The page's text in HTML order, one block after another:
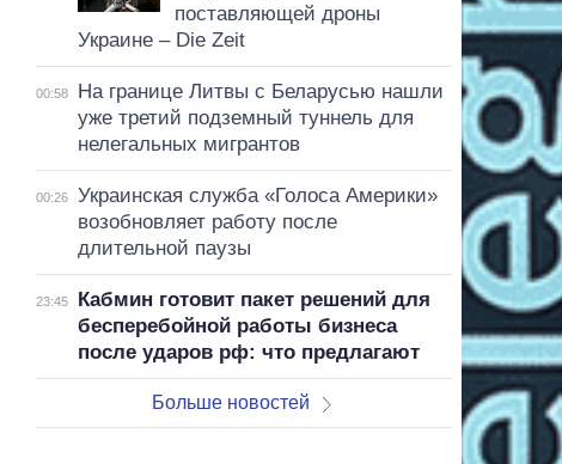
поставляющей дроны
Украине – Die Zeit
00:58
На границе Литвы с Беларусью нашли
уже третий подземный туннель для
нелегальных мигрантов
00:26
Украинская служба «Голоса Америки»
возобновляет работу после
длительной паузы
23:45
Кабмин готовит пакет решений для
бесперебойной работы бизнеса
после ударов рф: что предлагают
Больше новостей